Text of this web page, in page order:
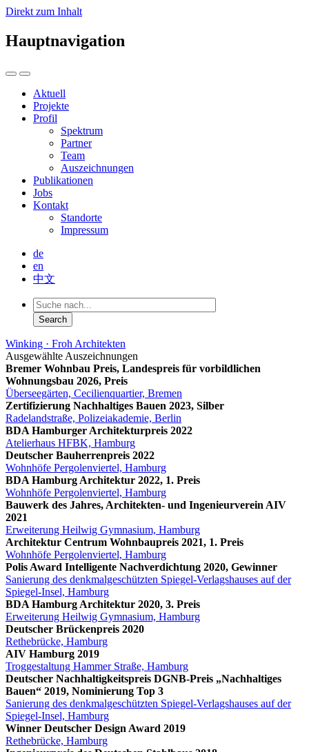
Direkt zum Inhalt
Hauptnavigation
Aktuell
Projekte
Profil
Spektrum
Partner
Team
Auszeichnungen
Publikationen
Jobs
Kontakt
Standorte
Impressum
de
en
中文
Winking · Froh Architekten
Ausgewählte Auszeichnungen
Bremer Wohnbau Preis, Landespreis für vorbildlichen
Wohnungsbau 2026, Preis
Überseegärten, Cecilienquartier, Bremen
Zertifizierung Nachhaltiges Bauen 2023, Silber
Radelandstraße, Polizeiakademie, Berlin
BDA Hamburger Architekturpreis 2022
Atelierhaus HFBK, Hamburg
Deutscher Bauherrenpreis 2022
Wohnhöfe Pergolenviertel, Hamburg
BDA Hamburg Architektur 2022, 1. Preis
Wohnhöfe Pergolenviertel, Hamburg
Bauwerk des Jahres, Architekten- und Ingenieurverein AIV
2021
Erweiterung Heilwig Gymnasium, Hamburg
Architektur Centrum Wohnbaupreis 2021, 1. Preis
Wohnhöfe Pergolenviertel, Hamburg
Polis Award Intelligente Nachverdichtung 2020, Gewinner
Sanierung des denkmalgeschützten Spiegel-Verlagshauses auf der
Spiegel-Insel, Hamburg
BDA Hamburg Architektur 2020, 3. Preis
Erweiterung Heilwig Gymnasium, Hamburg
Deutscher Brückenpreis 2020
Rethebrücke, Hamburg
AIV Hamburg 2019
Troggestaltung Hammer Straße, Hamburg
Deutscher Nachhaltigkeitspreis DGNB-Preis „Nachhaltiges
Bauen“ 2019, Nominierung Top 3
Sanierung des denkmalgeschützten Spiegel-Verlagshauses auf der
Spiegel-Insel, Hamburg
Winner Deutscher Design Award 2019
Rethebrücke, Hamburg